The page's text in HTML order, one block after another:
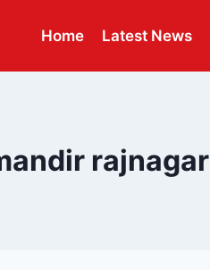
Home Latest News
rajnagar